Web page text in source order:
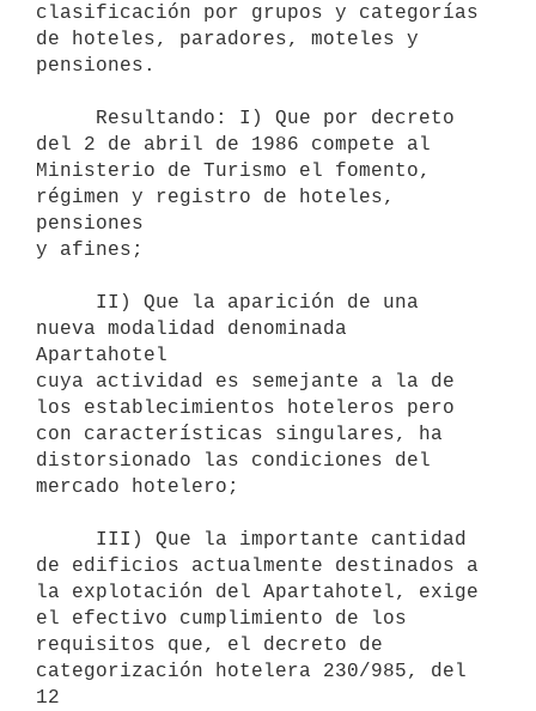
clasificación por grupos y categorías
de hoteles, paradores, moteles y
pensiones.
del 2 de abril de 1986 compete al
Ministerio de Turismo el fomento,
régimen y registro de hoteles,
pensiones
y afines;
nueva modalidad denominada
Apartahotel
cuya actividad es semejante a la de
los establecimientos hoteleros pero
con características singulares, ha
distorsionado las condiciones del
mercado hotelero;
de edificios actualmente destinados a
la explotación del Apartahotel, exige
el efectivo cumplimiento de los
requisitos que, el decreto de
categorización hotelera 230/985, del
12